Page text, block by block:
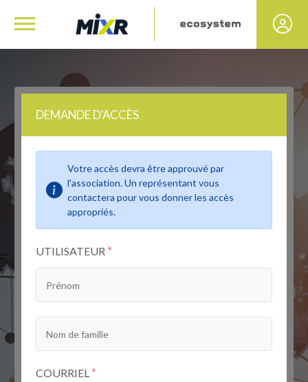
DEMANDE D'ACCÈS
Votre accès devra être approuvé par
l'association. Un représentant vous
contactera pour vous donner les accès
appropriés.
UTILISATEUR *
COURRIEL *